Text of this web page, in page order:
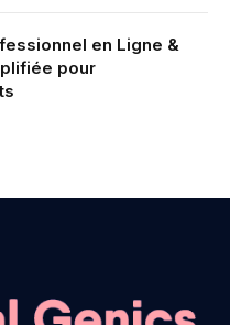
en Ligne &
pour